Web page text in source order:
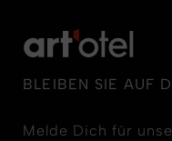
BLEIBEN SIE AUF
Melde Dich für